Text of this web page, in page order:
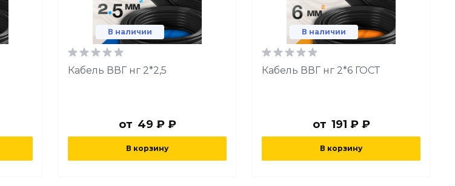
В наличии
Кабель ВВГ нг 2*2,5
от 49 ₽ ₽
В корзину
В наличии
Кабель ВВГ нг 2*6 ГОСТ
от 191 ₽ ₽
В корзину